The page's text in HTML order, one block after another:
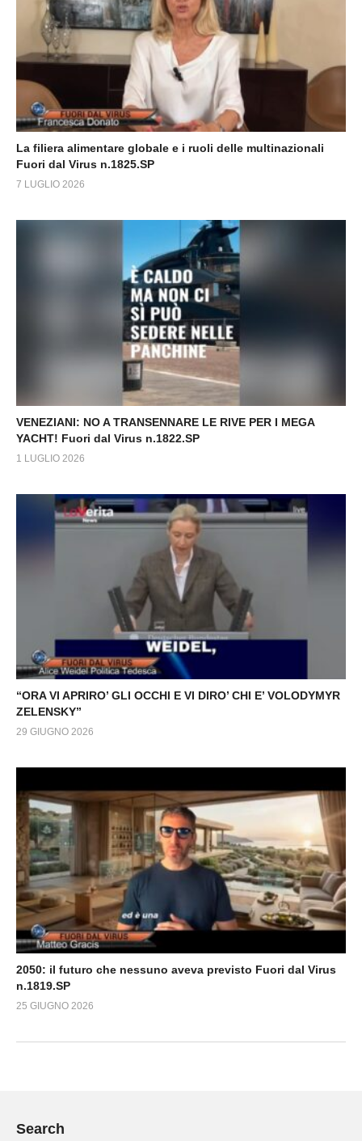
La filiera alimentare globale e i ruoli delle multinazionali
Fuori dal Virus n.1825.SP
7 LUGLIO 2026
VENEZIANI: NO A TRANSENNARE LE RIVE PER I MEGA
YACHT! Fuori dal Virus n.1822.SP
1 LUGLIO 2026
“ORA VI APRIRO’ GLI OCCHI E VI DIRO’ CHI E’ VOLODYMYR
ZELENSKY”
29 GIUGNO 2026
2050: il futuro che nessuno aveva previsto Fuori dal Virus
n.1819.SP
25 GIUGNO 2026
Search